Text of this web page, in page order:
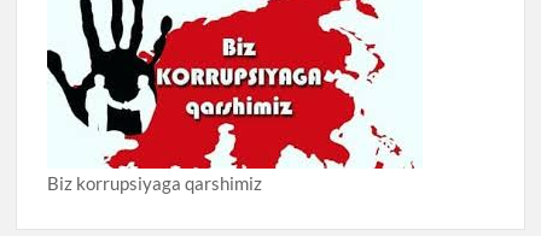
Biz korrupsiyaga qarshimiz